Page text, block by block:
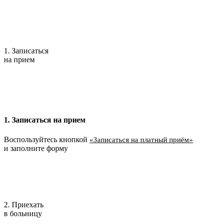
1. Записаться
на прием
1. Записаться на прием
Воспользуйтесь кнопкой «Записаться на платный приём»
и заполните форму
2. Приехать
в больницу